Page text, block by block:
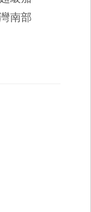
南部